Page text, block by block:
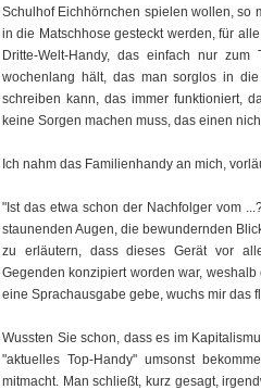
Schulhof Eichhörnchen spielen wollen, so
in die Matschhose gesteckt werden, für
Dritte-Welt-Handy, das einfach nur
wochenlang hält, das man sorglos in
schreiben kann, das immer funktioniert,
keine Sorgen machen muss, das einen
Ich nahm das Familienhandy an mich,
"Ist das etwa schon der Nachfolger vom
staunenden Augen, die bewundernden
zu erläutern, dass dieses Gerät vor
Gegenden konzipiert worden war,
eine Sprachausgabe gebe, wuchs mir das
Wussten Sie schon, dass es im
"aktuelles Top-Handy" umsonst
mitmacht. Man schließt, kurz gesagt,